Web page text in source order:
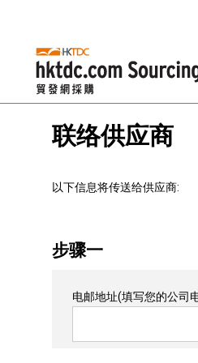
联络供应商
以下信息将传送给供应商:
步骤一
电邮地址(填写您的公司